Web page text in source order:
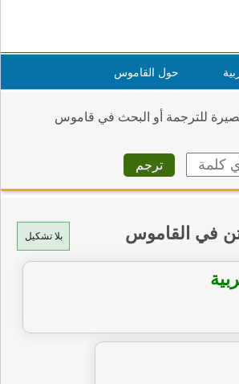
حول القاموس
للترجمة أو البحث في قاموس
بلا تشكيل في القاموس